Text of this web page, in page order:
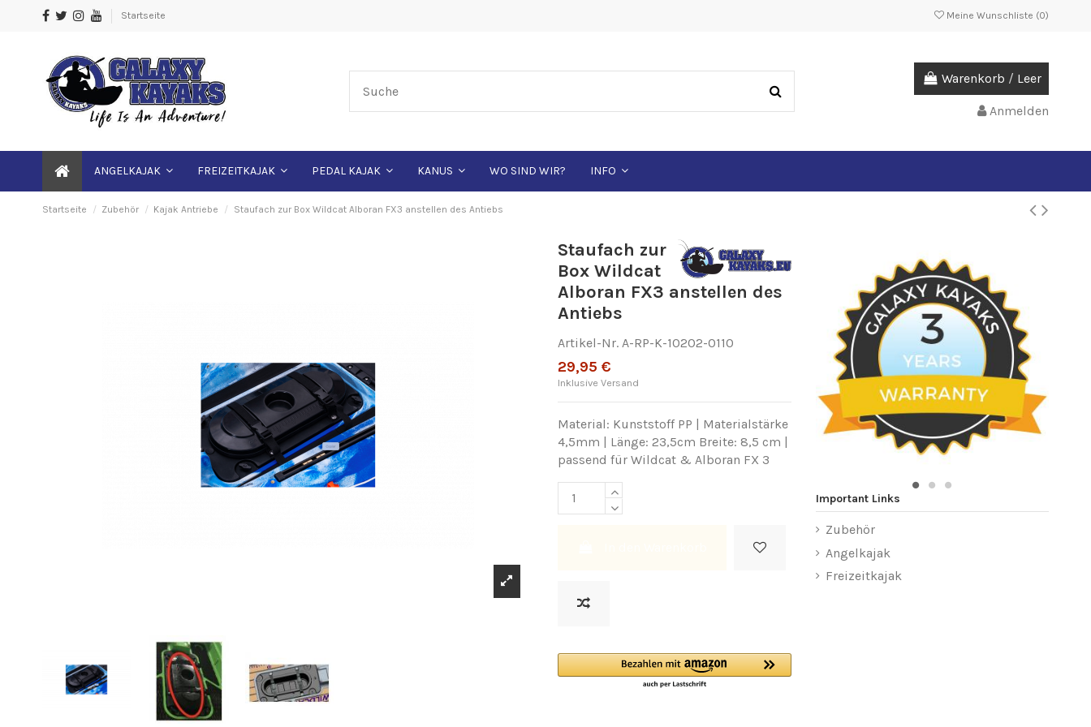
Startseite Meine Wunschliste (0)
Warenkorb / Leer
Anmelden
ANGELKAJAK FREIZEITKAJAK PEDAL KAJAK KANUS WO SIND WIR? INFO
Startseite Zubehör Kajak Antriebe Staufach zur Box Wildcat Alboran FX3 anstellen des Antiebs
Staufach zur
Box Wildcat
Alboran FX3 anstellen des
Antiebs
Artikel-Nr. A-RP-K-10202-0110
29,95 €
Inklusive Versand
Material: Kunststoff PP | Materialstärke
4,5mm | Länge: 23,5cm Breite: 8,5 cm |
passend für Wildcat & Alboran FX 3
Important Links
Zubehör
Angelkajak
Freizeitkajak